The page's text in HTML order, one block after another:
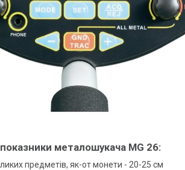
показники металошукача MG 26:
предметів, як-от монети - 20-25 см